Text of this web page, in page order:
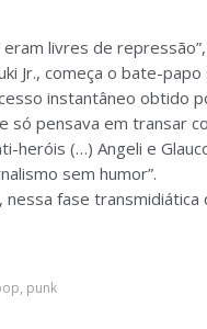
livres de
Jr., começa o bate-
instantâneo obtido
só pensava em transar
(…) Angeli e
sem humor”.
fase transmidiática
, punk